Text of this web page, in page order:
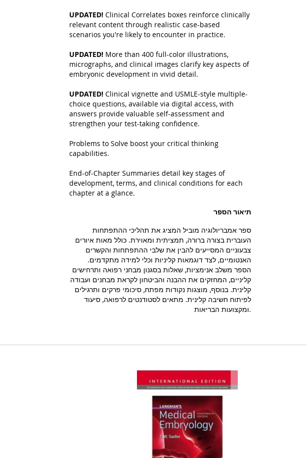
UPDATED!Clinical Correlates boxes reinforce clinically
relevant content through realistic case-based
scenarios you're likely to encounter in practice.
UPDATED!More than 400 full-color illustrations,
micrographs, and clinical images clarify key aspects of
embryonic development in vivid detail.
UPDATED!Clinical vignette and USMLE-style multiple-
choice questions, available via digital access, with
answers provide valuable self-assessment and
strengthen your test-taking confidence.
Problems to Solve boost your critical thinking
capabilities.
End-of-Chapter Summaries detail key stages of
development, terms, and clinical conditions for each
chapter at a glance.
תיאור הספר
ספר אמבריולוגיה מוביל המציג את תהליכי ההתפתחות
העוברית בצורה ברורה, תמציתית ומאוירת. כולל מאות איורים
צבעוניים המסייעים להבין את שלבי ההתפתחות והקשרים
האנטומיים, לצד דוגמאות קליניות וכלי למידה מתקדמים.
הספר משלב אנימציות, שאלות בסגנון מבחני רפואה ותרחישים
קליניים, המחזקים את ההבנה והביטחון לקראת מבחנים ועבודה
קלינית. בנוסף, מוצגות נקודות מפתח, סיכומי פרקים ותרגילים
לפיתוח חשיבה קלינית. מתאים לסטודנטים לרפואה, סיעוד
ומקצועות הבריאות.